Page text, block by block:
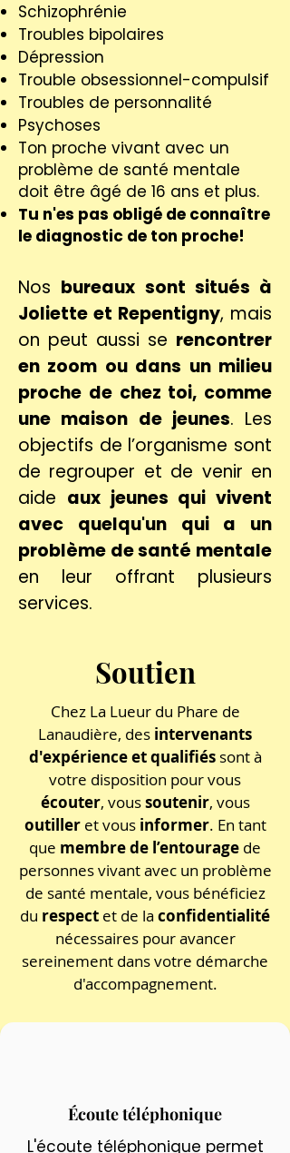
Schizophrénie
Troubles bipolaires
Dépression
Trouble obsessionnel-compulsif
Troubles de personnalité
Psychoses
Ton proche vivant avec un
problème de santé mentale
doit être âgé de 16 ans et plus.
Tu n'es pas obligé de connaître
le diagnostic de ton proche!
Nos bureaux sont situés à
Joliette et Repentigny, mais
on peut aussi se rencontrer
en zoom ou dans un milieu
proche de chez toi, comme
une maison de jeunes. Les
objectifs de l’organisme sont
de regrouper et de venir en
aide aux jeunes qui vivent
avec quelqu'un qui a un
problème de santé mentale
en leur offrant plusieurs
services.
Soutien
Chez La Lueur du Phare de
Lanaudière, des intervenants
d'expérience et qualifiéssont à
votre disposition pour vous
écouter, voussoutenir, vous
outilleret vous informer. En tant
que membre de l’entourage de
personnes vivant avec un problème
de santé mentale, vous bénéficiez
du respect et de la confidentialité
nécessaires pour avancer
sereinement dans votre démarche
d'accompagnement.
Écoute téléphonique
L'écoute téléphonique permet